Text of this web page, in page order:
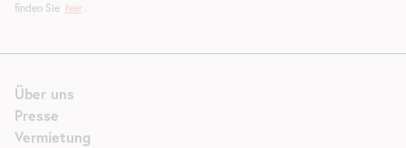
Über uns
Presse
Vermietung
finden Sie hier .